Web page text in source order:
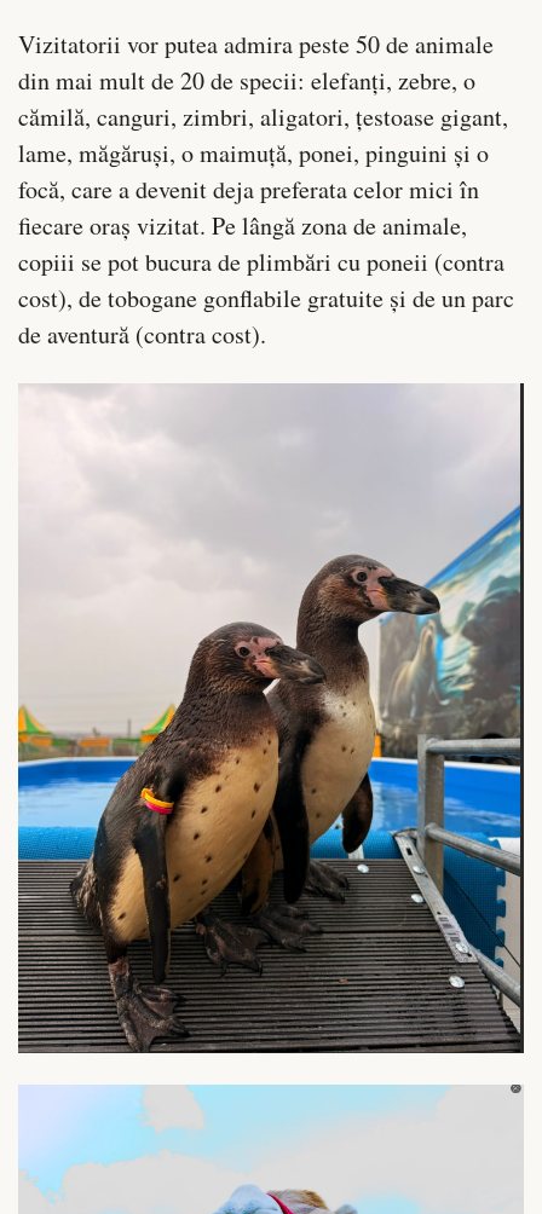
Vizitatorii vor putea admira peste 50 de animale
din mai mult de 20 de specii: elefanți, zebre, o
cămilă, canguri, zimbri, aligatori, țestoase gigant,
lame, măgăruși, o maimuță, ponei, pinguini și o
focă, care a devenit deja preferata celor mici în
fiecare oraș vizitat. Pe lângă zona de animale,
copiii se pot bucura de plimbări cu poneii (contra
cost), de tobogane gonflabile gratuite și de un parc
de aventură (contra cost).